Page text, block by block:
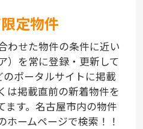
定物件
わせた物件の条件に近い
）を常に登録・更新して
ポータルサイトに掲載
は掲載直前の新着物件を
ます。名古屋市内の物件
ホームページで検索！！